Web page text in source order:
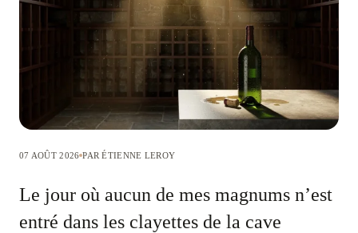
07 AOÛT 2026 PAR ÉTIENNE LEROY
Le jour où aucun de mes magnums n’est
entré dans les clayettes de la cave